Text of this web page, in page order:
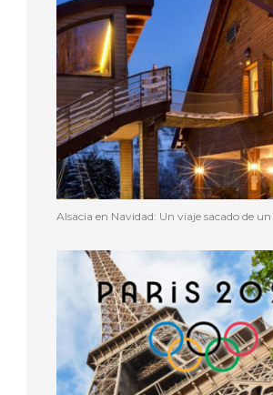
Alsacia en Navidad: Un viaje sacado de